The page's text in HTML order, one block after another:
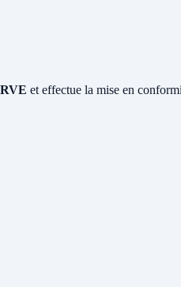
et effectue la mise en